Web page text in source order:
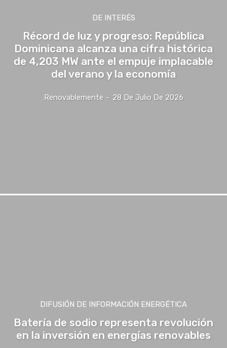
DE INTERÉS
Récord de luz y progreso: República
Dominicana alcanza una cifra histórica
de 4,203 MW ante el empuje implacable
del verano y la economía
Renovablemente - 28 De Julio De 2026
DIFUSIÓN DE INFORMACIÓN ENERGÉTICA
Batería de sodio representa revolución
en la inversión en energías renovables